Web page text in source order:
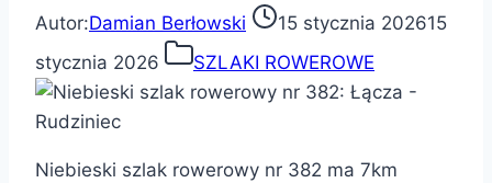
Autor:Damian Berłowski 15 stycznia 202615
stycznia 2026
SZLAKI ROWEROWE
Niebieski szlak rowerowy nr 382 ma 7km